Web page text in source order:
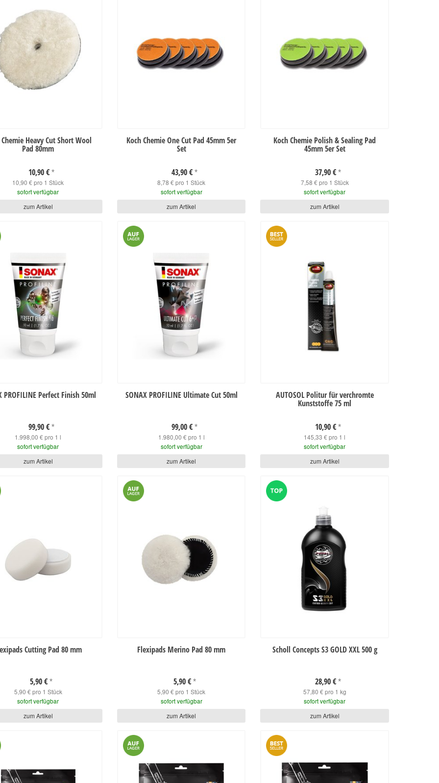
Heavy Cut Short Wool
Pad 80mm
10,90 € *
10,90 € pro 1 Stück
sofort verfügbar
zum Artikel
Koch Chemie One Cut Pad 45mm 5er
Set
43,90 € *
8,78 € pro 1 Stück
sofort verfügbar
zum Artikel
Koch Chemie Polish & Sealing Pad
45mm 5er Set
37,90 € *
7,58 € pro 1 Stück
sofort verfügbar
zum Artikel
PROFILINE Perfect Finish 50ml
99,90 € *
1.998,00 € pro 1 l
sofort verfügbar
zum Artikel
SONAX PROFILINE Ultimate Cut 50ml
99,00 € *
1.980,00 € pro 1 l
sofort verfügbar
zum Artikel
AUTOSOL Politur für verchromte
Kunststoffe 75 ml
10,90 € *
145,33 € pro 1 l
sofort verfügbar
zum Artikel
Cutting Pad 80 mm
5,90 € *
5,90 € pro 1 Stück
sofort verfügbar
zum Artikel
Flexipads Merino Pad 80 mm
5,90 € *
5,90 € pro 1 Stück
sofort verfügbar
zum Artikel
Scholl Concepts S3 GOLD XXL 500 g
28,90 € *
57,80 € pro 1 kg
sofort verfügbar
zum Artikel